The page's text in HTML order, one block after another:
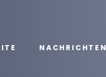
NACHRICHTEN